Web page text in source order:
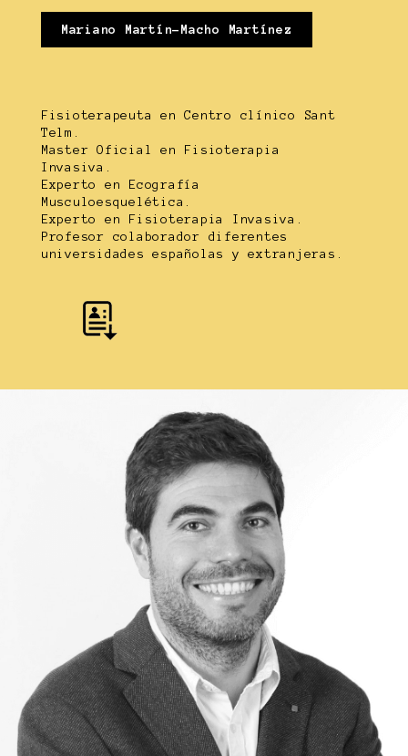
Mariano Martín-Macho Martínez
Fisioterapeuta en Centro clínico Sant
Telm.
Master Oficial en Fisioterapia
Invasiva.
Experto en Ecografía
Musculoesquelética.
Experto en Fisioterapia Invasiva.
Profesor colaborador diferentes
universidades españolas y extranjeras.